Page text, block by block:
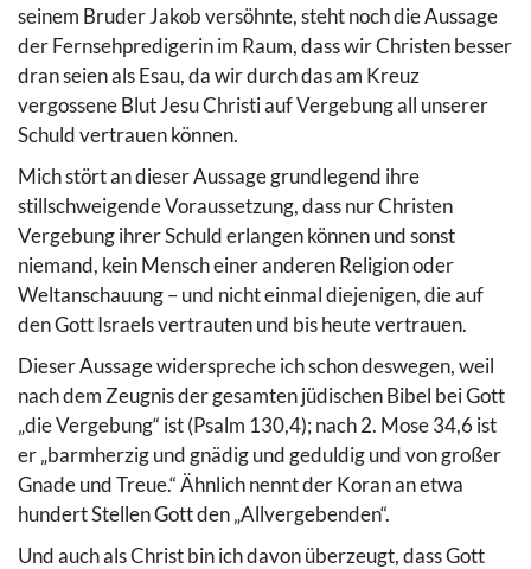
seinem Bruder Jakob versöhnte, steht noch die Aussage
der Fernsehpredigerin im Raum, dass wir Christen besser
dran seien als Esau, da wir durch das am Kreuz
vergossene Blut Jesu Christi auf Vergebung all unserer
Schuld vertrauen können.
Mich stört an dieser Aussage grundlegend ihre
stillschweigende Voraussetzung, dass nur Christen
Vergebung ihrer Schuld erlangen können und sonst
niemand, kein Mensch einer anderen Religion oder
Weltanschauung – und nicht einmal diejenigen, die auf
den Gott Israels vertrauten und bis heute vertrauen.
Dieser Aussage widerspreche ich schon deswegen, weil
nach dem Zeugnis der gesamten jüdischen Bibel bei Gott
„die Vergebung“ ist (Psalm 130,4); nach 2. Mose 34,6 ist
er „barmherzig und gnädig und geduldig und von großer
Gnade und Treue.“ Ähnlich nennt der Koran an etwa
hundert Stellen Gott den „Allvergebenden“.
Und auch als Christ bin ich davon überzeugt, dass Gott